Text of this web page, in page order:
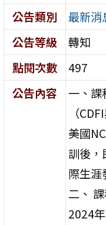
公告類別
最新消
公告等級
轉知
點閱次數
497
公告內容
一、課
（
美國
訓後，
際生涯
二、
2024